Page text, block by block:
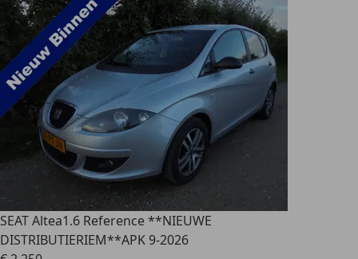
SEAT Altea1.6 Reference **NIEUWE
DISTRIBUTIERIEM**APK 9-2026